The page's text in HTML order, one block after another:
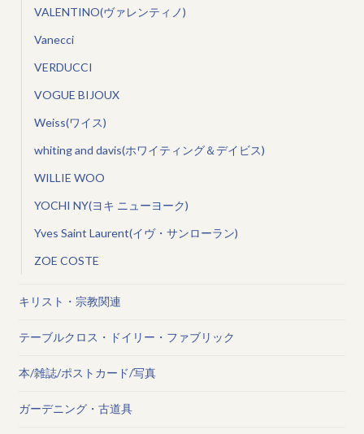
VALENTINO(ヴァレンティノ)
Vanecci
VERDUCCI
VOGUE BIJOUX
Weiss(ワイス)
whiting and davis(ホワイティング＆デイビス)
WILLIE WOO
YOCHI NY(ヨキ ニューヨーク)
Yves Saint Laurent(イヴ・サンローラン)
ZOE COSTE
キリスト・宗教関連
テーブルクロス・ドイリー・ファブリック
本/雑誌/ポストカード/写真
ガーデニング・古道具